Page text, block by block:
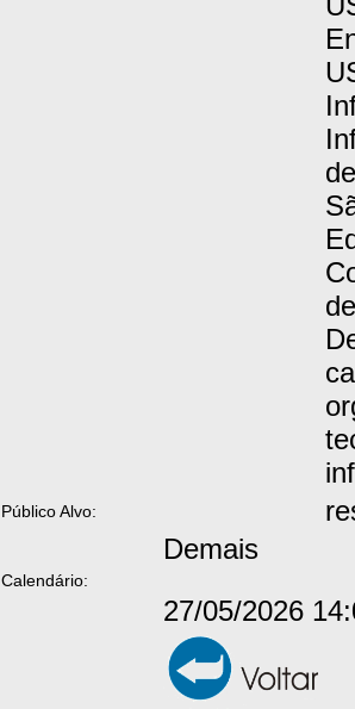
Público Alvo:
Demais
Calendário:
27/05/2026